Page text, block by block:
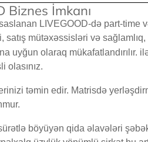
Biznes İmkanı
LIVEGOOD-də part-time
satış mütəxəssisləri və
uyğun olaraq mükafatlandırılır.
olasınız.
təmin edir. Matrisdə
böyüyən qida əlavələri